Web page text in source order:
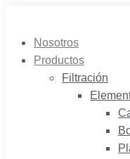
contenidoNosotros
Productos
Filtración